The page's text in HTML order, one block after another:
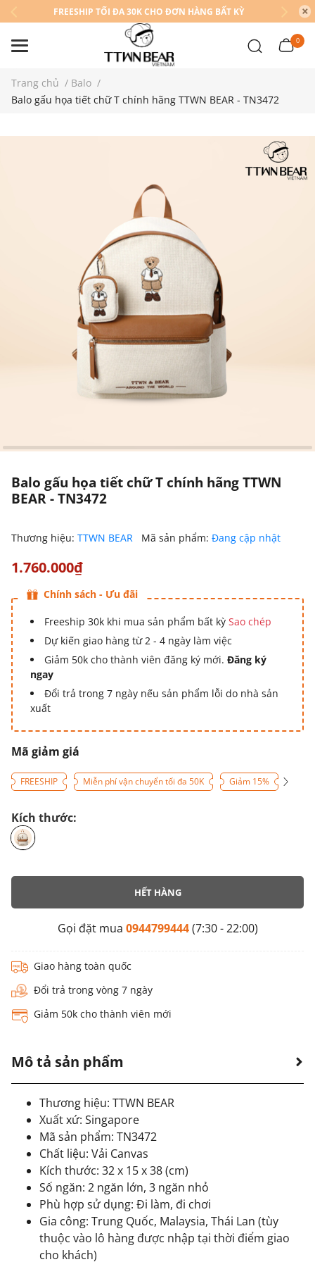
FREESHIP TỐI ĐA 30K CHO ĐƠN HÀNG BẤT KỲ
0
Trang chủ / Balo /
Balo gấu họa tiết chữ T chính hãng TTWN BEAR - TN3472
Balo gấu họa tiết chữ T chính hãng TTWN
BEAR - TN3472
Thương hiệu: TTWN BEAR Mã sản phẩm: Đang cập nhật
1.760.000₫
Chính sách - Ưu đãi
Freeship 30k khi mua sản phẩm bất kỳ Sao chép
Dự kiến giao hàng từ 2 - 4 ngày làm việc
Giảm 50k cho thành viên đăng ký mới. Đăng ký
ngay
Đổi trả trong 7 ngày nếu sản phẩm lỗi do nhà sản
xuất
Mã giảm giá
FREESHIP Miễn phí vận chuyển tối đa 50K Giảm 15%
Kích thước:
HẾT HÀNG
Gọi đặt mua 0944799444(7:30 - 22:00)
Giao hàng toàn quốc
Đổi trả trong vòng 7 ngày
Giảm 50k cho thành viên mới
Mô tả sản phẩm
Thương hiệu: TTWN BEAR
Xuất xứ: Singapore
Mã sản phẩm: TN3472
Chất liệu: Vải Canvas
Kích thước: 32 x 15 x 38 (cm)
Số ngăn: 2 ngăn lớn, 3 ngăn nhỏ
Phù hợp sử dụng: Đi làm, đi chơi
Gia công: Trung Quốc, Malaysia, Thái Lan (tùy
thuộc vào lô hàng được nhập tại thời điểm giao
cho khách)